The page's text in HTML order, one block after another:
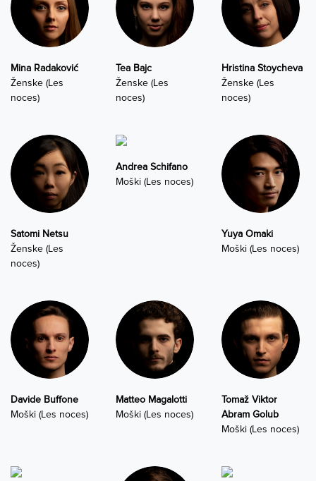
Mina Radaković
Ženske (Les
noces)
Tea Bajc
Ženske (Les
noces)
Hristina Stoycheva
Ženske (Les
noces)
Satomi Netsu
Ženske (Les
noces)
Andrea Schifano
Moški (Les noces)
Yuya Omaki
Moški (Les noces)
Davide Buffone
Moški (Les noces)
Matteo Magalotti
Moški (Les noces)
Tomaž Viktor
Abram Golub
Moški (Les noces)